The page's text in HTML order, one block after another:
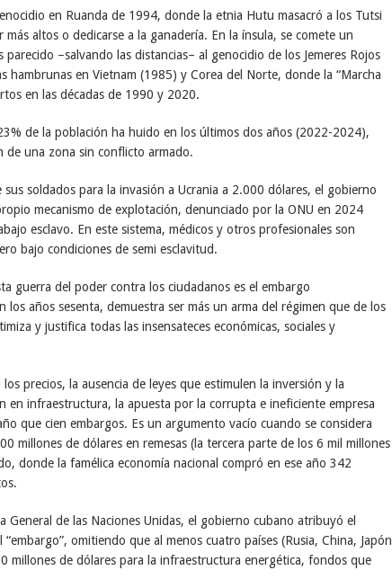
en Ruanda de 1994, donde la etnia Hutu masacró a los Tutsi
altos o dedicarse a la ganadería. En la ínsula, se comete un
–salvando las distancias– al genocidio de los Jemeres Rojos
hambrunas en Vietnam (1985) y Corea del Norte, donde la “Marcha
en las décadas de 1990 y 2020.
de la población ha huido en los últimos dos años (2022-2024),
de una zona sin conflicto armado.
soldados para la invasión a Ucrania a 2.000 dólares, el gobierno
mecanismo de explotación, denunciado por la ONU en 2024
esclavo. En este sistema, médicos y otros profesionales son
bajo condiciones de semi esclavitud.
guerra del poder contra los ciudadanos es el embargo
los años sesenta, demuestra ser más un arma del régimen que de los
y justifica todas las insensateces económicas, sociales y
precios, la ausencia de leyes que estimulen la inversión y la
en infraestructura, la apuesta por la corrupta e ineficiente empresa
que cien embargos. Es un argumento vacío cuando se considera
millones de dólares en remesas (la tercera parte de los 6 mil millones
donde la famélica economía nacional compró en ese año 342
General de las Naciones Unidas, el gobierno cubano atribuyó el
omitiendo que al menos cuatro países (Rusia, China, Japón
millones de dólares para la infraestructura energética, fondos que